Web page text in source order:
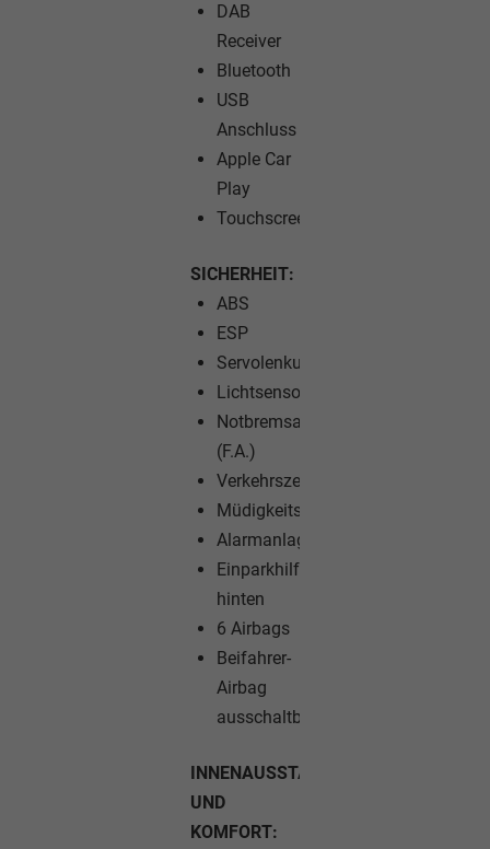
DAB
Receiver
Bluetooth
USB
Anschluss
Apple Car
Play
Touchscreen
SICHERHEIT:
ABS
ESP
Servolenkung
Lichtsensor
Notbremsassistent
(F.A.)
Verkehrszeichenerkennung
Müdigkeitswarner
Alarmanlage
Einparkhilfe
hinten
6 Airbags
Beifahrer-
Airbag
ausschaltbar
INNENAUSSTATTUNG
UND
KOMFORT: